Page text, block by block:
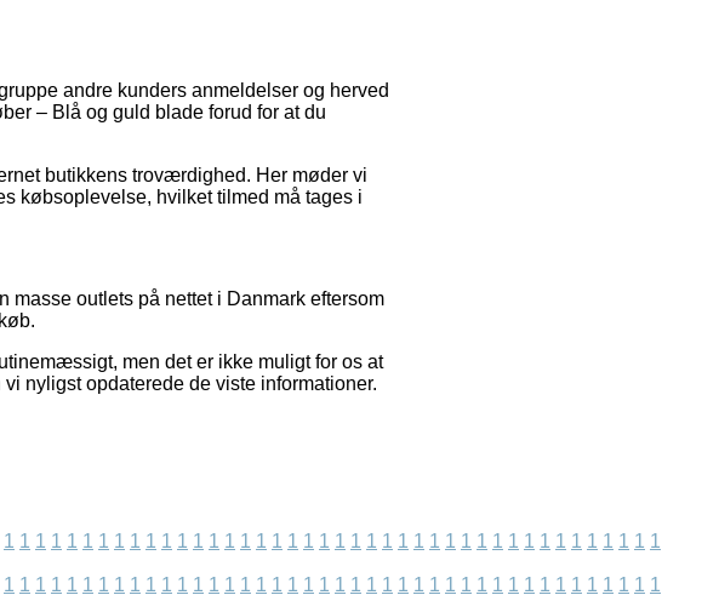
andre kunders anmeldelser og herved
– Blå og guld blade forud for at du
butikkens troværdighed. Her møder vi
købsoplevelse, hvilket tilmed må tages i
masse outlets på nettet i Danmark eftersom
men det er ikke muligt for os at
nyligst opdaterede de viste informationer.
1 1 1 1 1 1 1 1 1 1 1 1 1 1 1 1 1 1 1 1 1 1 1 1 1 1 1 1 1 1 1 1 1 1 1 1 1 1 1 1 1 1
1 1 1 1 1 1 1 1 1 1 1 1 1 1 1 1 1 1 1 1 1 1 1 1 1 1 1 1 1 1 1 1 1 1 1 1 1 1 1 1 1 1